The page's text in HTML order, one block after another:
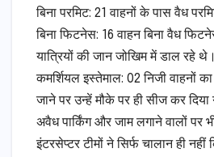
​बिना परमिट: 21 वाहनों के पास वैध
​बिना फिटनेस: 16 वाहन बिना वैध
यात्रियों की जान जोखिम में डाल रहे थे।
​कमर्शियल इस्तेमाल: 02 निजी वाहनों
जाने पर उन्हें मौके पर ही सीज कर दिया
​अवैध पार्किंग और जाम लगाने वालों पर
​इंटरसेप्टर टीमों ने सिर्फ चालान ही